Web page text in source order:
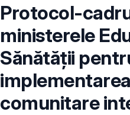
Protocol-
ministerele
Sănătății
comunitare